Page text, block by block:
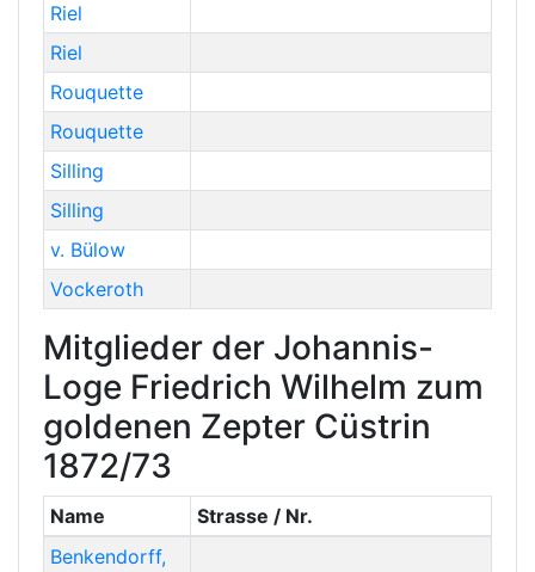
Riel
Riel
Rouquette
Rouquette
Silling
Silling
v. Bülow
Vockeroth
Mitglieder der Johannis-
Loge Friedrich Wilhelm zum
goldenen Zepter Cüstrin
1872/73
Name
Strasse / Nr.
Benkendorff,